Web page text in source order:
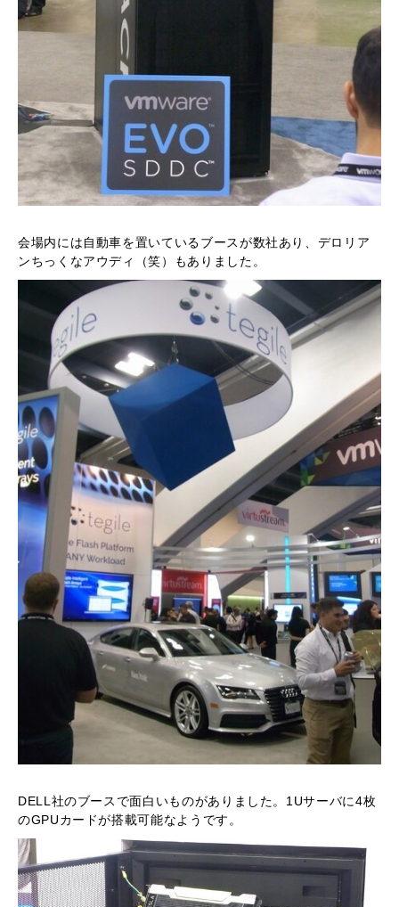
会場内には自動車を置いているブースが数社あり、デロリア
ンちっくなアウディ（笑）もありました。
DELL社のブースで面白いものがありました。1Uサーバに4枚
のGPUカードが搭載可能なようです。